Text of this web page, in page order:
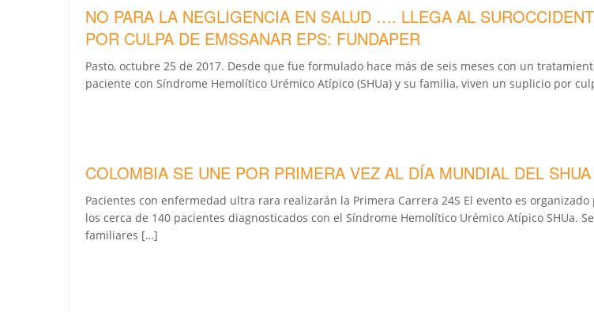
NO PARA LA NEGLIGENCIA EN SALUD …. LLEGA AL
POR CULPA DE EMSSANAR EPS: FUNDAPER
Pasto, octubre 25 de 2017. Desde que fue formulado hace más de seis meses con un
paciente con Síndrome Hemolítico Urémico Atípico (SHUa) y su familia, viven un suplicio por
COLOMBIA SE UNE POR PRIMERA VEZ AL DÍA MUNDIAL DEL SHUA
Pacientes con enfermedad ultra rara realizarán la Primera Carrera 24S El evento es
los cerca de 140 pacientes diagnosticados con el Síndrome Hemolítico Urémico Atípico SHUa.
familiares […]